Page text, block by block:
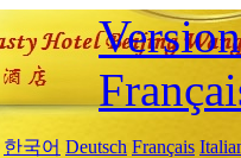
한국어 Deutsch Français